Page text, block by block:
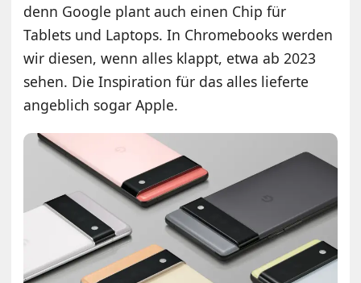
denn Google plant auch einen Chip für
Tablets und Laptops. In Chromebooks werden
wir diesen, wenn alles klappt, etwa ab 2023
sehen. Die Inspiration für das alles lieferte
angeblich sogar Apple.